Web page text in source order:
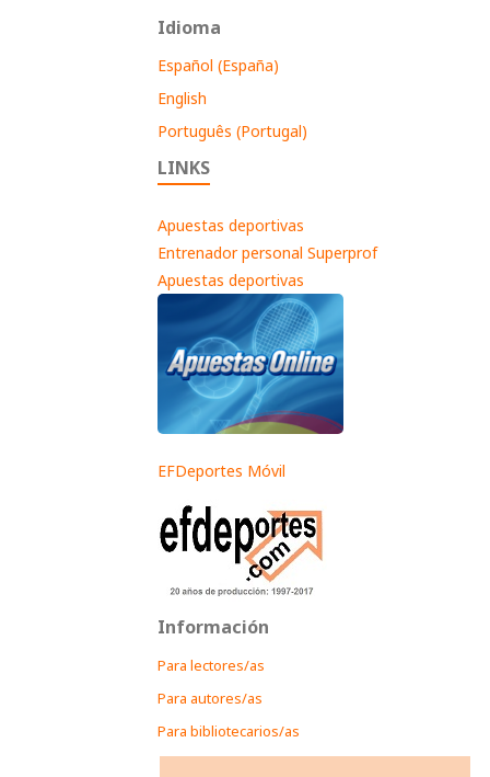
Idioma
Español (España)
English
Português (Portugal)
LINKS
Apuestas deportivas
Entrenador personal Superprof
Apuestas deportivas
EFDeportes Móvil
Información
Para lectores/as
Para autores/as
Para bibliotecarios/as